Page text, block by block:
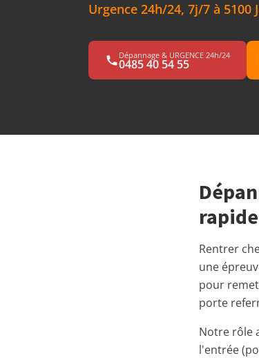
Urgence 24h/24, 7j/7 à 5100
Dépannage & URGENCE 24h/24
0485 40 54 55
rapide
Rentrer
une
pour
porte
Notre rôle
l'entrée